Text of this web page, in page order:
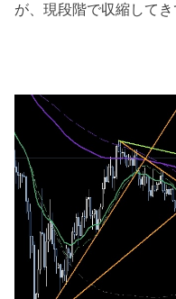
が、現段階で収縮してき